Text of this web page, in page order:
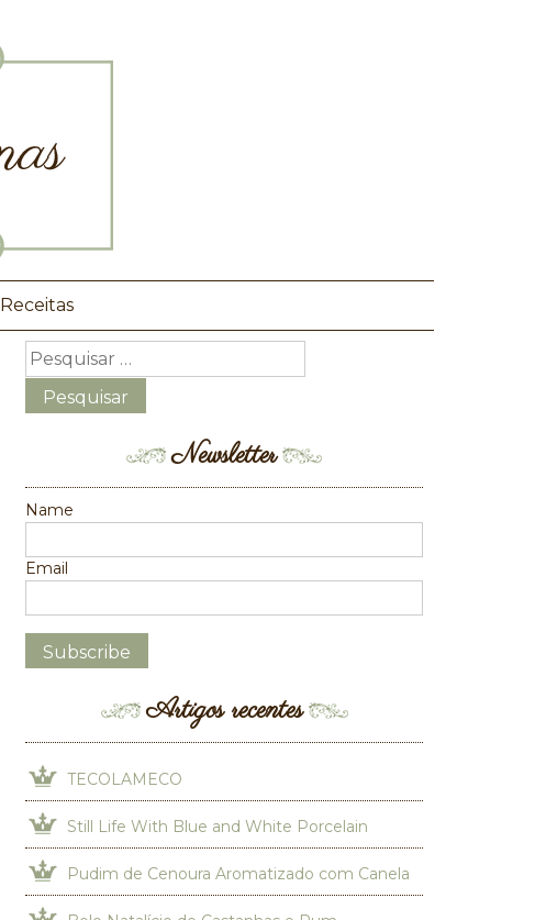
Receitas
Newsletter
Name
Email
Artigos recentes
TECOLAMECO
Still Life With Blue and White Porcelain
Pudim de Cenoura Aromatizado com Canela